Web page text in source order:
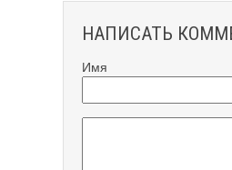
НАПИСАТЬ
Имя